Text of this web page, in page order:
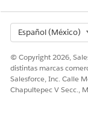
Español (México)
© Copyright 2026,
distintas marcas
Salesforce, Inc. Calle
Chapultepec V Secc.,